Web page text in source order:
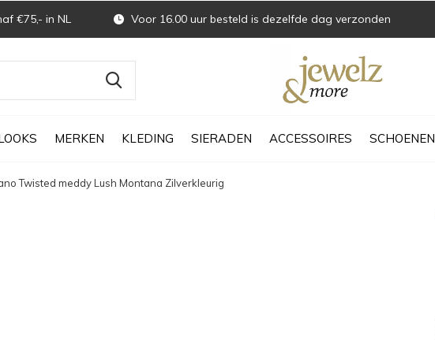
MERKEN KLEDING SIERADEN ACCESSOIRES SCHOENEN
€75,- in NL Voor 16.00 uur besteld is dezelfde dag verzonden
Twisted meddy Lush Montana Zilverkleurig